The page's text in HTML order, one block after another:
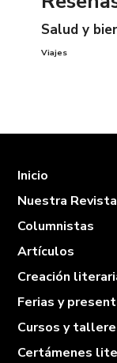
Salud y
Viajes
Inicio
Nuestra Revista
Columnistas
Artículos
Creación
Ferias y
Cursos y
Certámenes